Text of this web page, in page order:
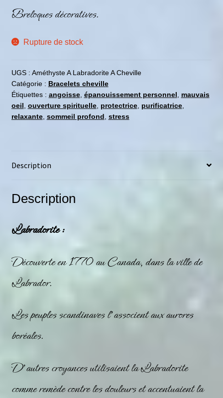
Breloques décoratives.
Rupture de stock
UGS : Améthyste A Labradorite A Cheville
Catégorie : Bracelets cheville
Étiquettes : angoisse, épanouissement personnel
mauvais
oeil ouverture spirituelle, protectrice, purificatrice,
relaxante, sommeil profond stress
Description
Description
Labradorite :
Découverte en 1770 au Canada, dans la ville de
Labrador.
Les peuples scandinaves l’associent aux aurores
boréales.
D’autres croyances utilisaient laLabradorite
comme remède contre les douleurs et accentuaient la